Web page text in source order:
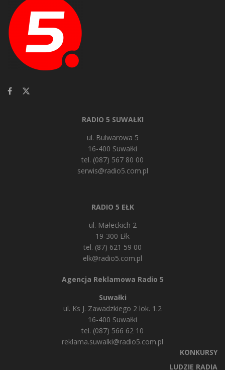
RADIO 5 SUWAŁKI
ul. Bulwarowa 5
16-400 Suwałki
tel. (087) 567 80 00
serwis@radio5.com.pl
RADIO 5 EŁK
ul. Małeckich 2
19-300 Ełk
tel. (87) 621 59 00
elk@radio5.com.pl
Agencja Reklamowa Radio 5
Suwałki
ul. Ks J. Zawadzkiego 2 lok. 1.2
16-400 Suwałki
tel. (087) 566 62 10
reklama.suwalki@radio5.com.pl
KONKURSY
LUDZIE RADIA